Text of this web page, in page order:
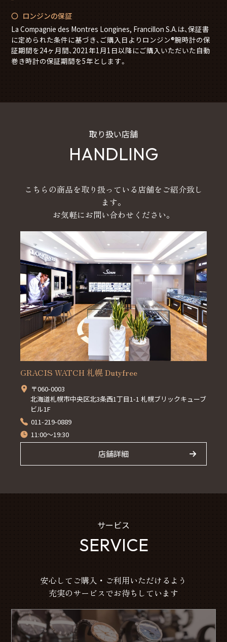
ロンジンの保証
La Compagnie des Montres Longines, Francillon S.A.は、保証書
に定められた条件に基づき、ご購入日よりロンジン®腕時計の保
証期間を24ヶ月間、2021年1月1日以降にご購入いただいた自動
巻き時計の保証期間を5年とします。
取り扱い店舗
HANDLING
こちらの商品を取り扱っている店舗をご紹介致し
ます。
お気軽にお問い合わせください。
GRACIS WATCH 札幌 Dutyfree
〒060-0003
北海道札幌市中央区北3条西1丁目1-1 札幌ブリックキューブ
ビル1F
011-219-0889
11:00～19:30
店舗詳細
サービス
SERVICE
安心してご購入・ご利用いただけるよう
充実のサービスでお待ちしています